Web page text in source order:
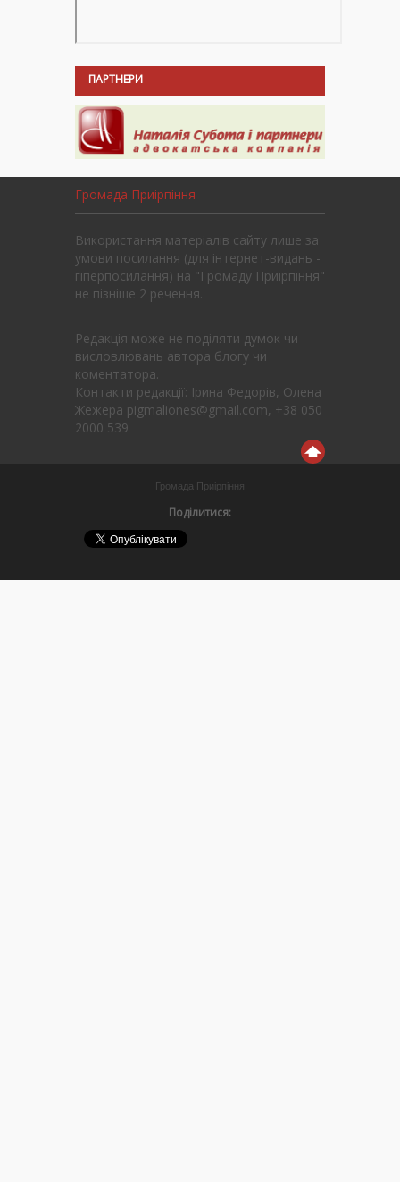
ПАРТНЕРИ
Громада Приірпіння
Використання матеріалів сайту лише за
умови посилання (для інтернет-видань -
гіперпосилання) на "Громаду Приірпіння"
не пізніше 2 речення.
Редакція може не поділяти думок чи
висловлювань автора блогу чи
коментатора.
Контакти редакції: Ірина Федорів, Олена
Жежера pigmaliones@gmail.com, +38 050
2000 539
Громада Приірпіння
Поділитися: